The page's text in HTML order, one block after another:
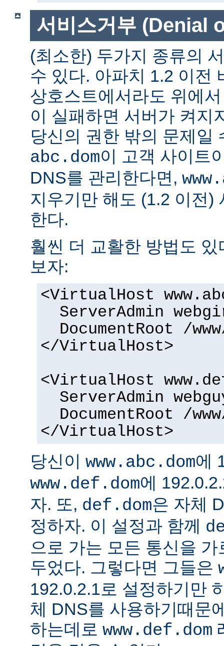
서비스거부 (Denial
(최소한) 두가지 종류의
수 있다. 아파치 1.2 이전
상호스트에서라도 위에
이 실패하면 서버가 켜지
당신의 권한 밖의 문제일
abc.dom이 고객 사이트
DNS를 관리한다면,
지우기만 해도 (1.2 이전)
한다.
훨씬 더 교활한 방법도
보자:
<VirtualHost
ServerAdmin
DocumentRoot /
</VirtualHost>
<VirtualHost
ServerAdmin
DocumentRoot /
</VirtualHost>
당신이 www.abc.dom에
www.def.dom에
자. 또, def.dom은 자체
정하자. 이 설정과 함께
으로 가는 모든 통신을
두었다. 그렇다면 그들은
192.0.2.1로 설정하기만
체 DNS를 사용하기때문
하는데로 www.def.dom